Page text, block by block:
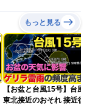
もっと見る
【お盆と台風15号】台風
東北接近のおそれ 接近後